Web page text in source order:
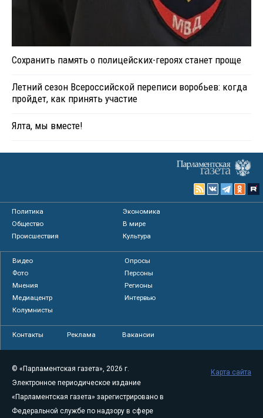
Сохранить память о полицейских-героях станет проще
Летний сезон Всероссийской переписи воробьев: когда
пройдет, как принять участие
Ялта, мы вместе!
Политика
Экономика
Общество
В мире
Происшествия
Культура
Видео
Опросы
Фото
Персоны
Мнения
Регионы
Медиацентр
Интервью
Колумнисты
Контакты Реклама Вакансии
© «Парламентская газета», 2026 г.
Электронное периодическое издание
«Парламентская газета» зарегистрировано в
Федеральной службе по надзору в сфере
Карта сайта